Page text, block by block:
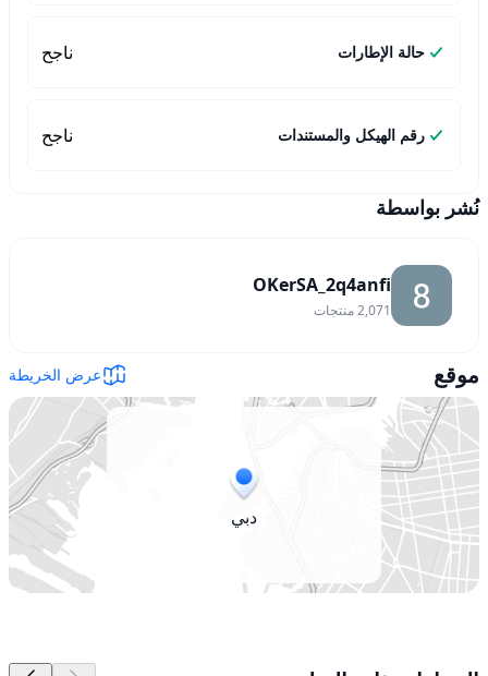
حالة الإطارات ناجح
رقم الهيكل والمستندات ناجح
نُشر بواسطة
OKerSA_2q4anfi
2,071منتجات
موقع عرض الخريطة
دبي